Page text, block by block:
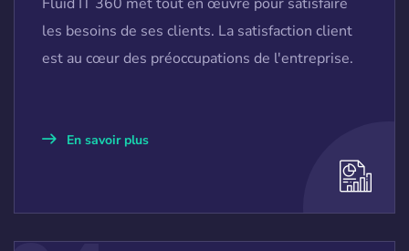
les besoins de ses clients. La satisfaction client
est au cœur des préoccupations de l'entreprise.
En savoir plus